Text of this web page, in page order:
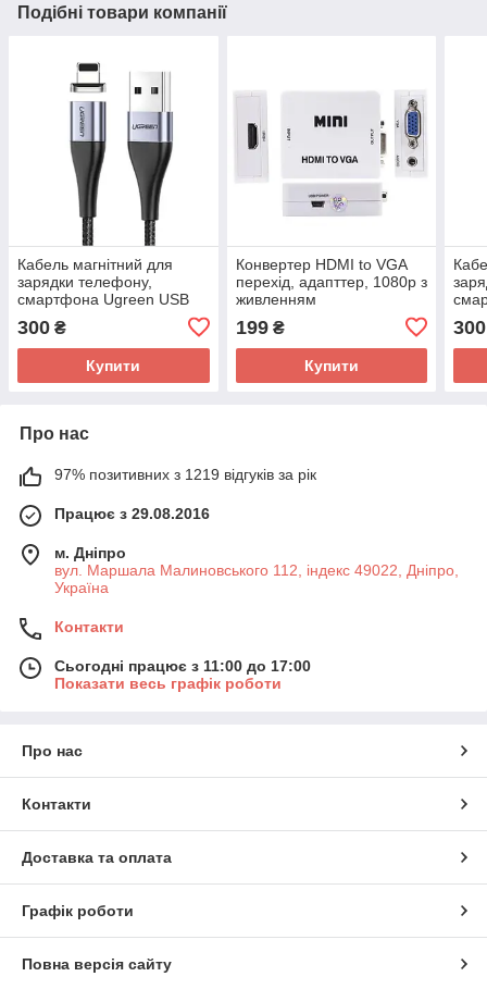
Подібні товари компанії
Кабель магнітний для
зарядки телефону,
смартфона Ugreen USB
Lightning 100см 3A Чорний
300 ₴
Купити
Конвертер HDMI to VGA
перехід, адапттер, 1080p з
живленням
199₴
Купити
300
Про нас
97% позитивних з 1219 відгуків за рік
Працює з 29.08.2016
м. Дніпро
вул. Маршала Малиновського 112, індекс 49022, Дніпро,
Україна
Контакти
Сьогодні працює з 11:00 до 17:00
Показати весь графік роботи
Про нас
Контакти
Доставка та оплата
Графік роботи
Повна версія сайту